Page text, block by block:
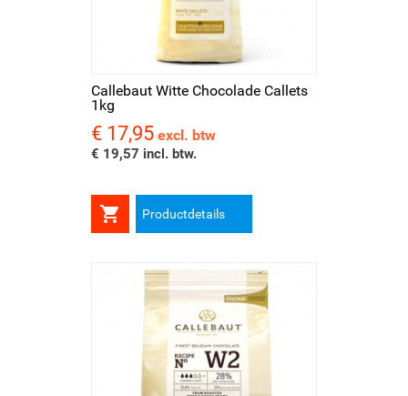
Callebaut Witte Chocolade Callets
1kg
Prijs
€ 17,95 excl. btw
€ 19,57 incl. btw.
 Productdetails